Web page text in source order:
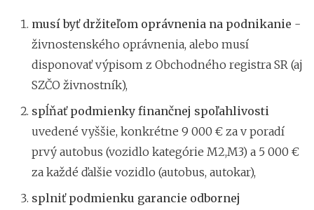
musí byť držiteľom oprávnenia na podnikanie -
živnostenského oprávnenia, alebo musí
disponovať výpisom z Obchodného registra SR (aj
SZČO živnostník),
spĺňať podmienky finančnej spoľahlivosti
uvedené vyššie, konkrétne 9 000 € za v poradí
prvý autobus (vozidlo kategórie M2,M3) a 5 000 €
za každé ďalšie vozidlo (autobus, autokar),
splniť podmienku garancie odbornej